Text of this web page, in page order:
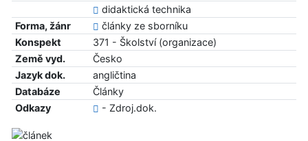
didaktická technika
Forma, žánr
články ze sborníku
Konspekt
371 - Školství (organizace)
Země vyd.
Česko
Jazyk dok.
angličtina
Databáze
Články
Odkazy
- Zdroj.dok.